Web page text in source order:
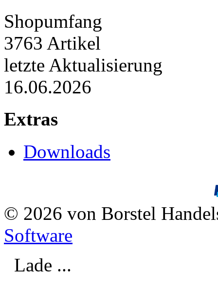
Shopumfang
3763 Artikel
letzte Aktualisierung
16.06.2026
Extras
Downloads
© 2026 von Borstel
Software
Lade ...